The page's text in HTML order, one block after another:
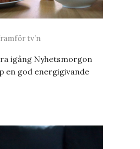
tv’n
igång Nyhetsmorgon
en god energigivande